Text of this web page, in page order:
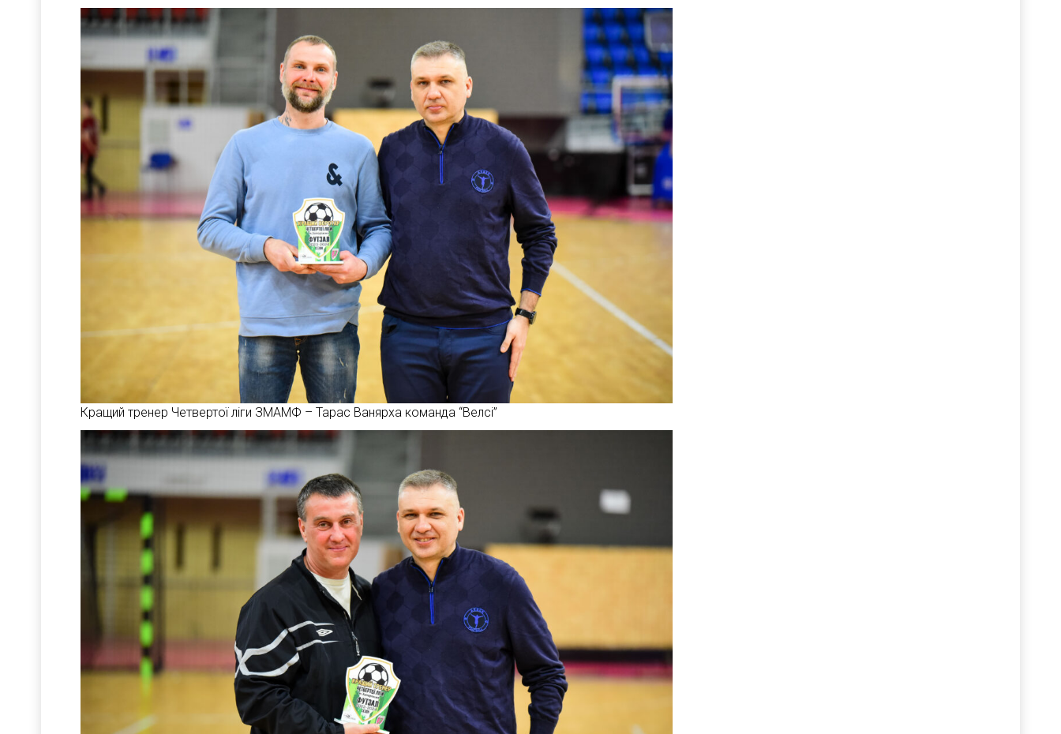
Кращий тренер Четвертої ліги ЗМАМФ – Тарас Ванярха команда “Велсі”